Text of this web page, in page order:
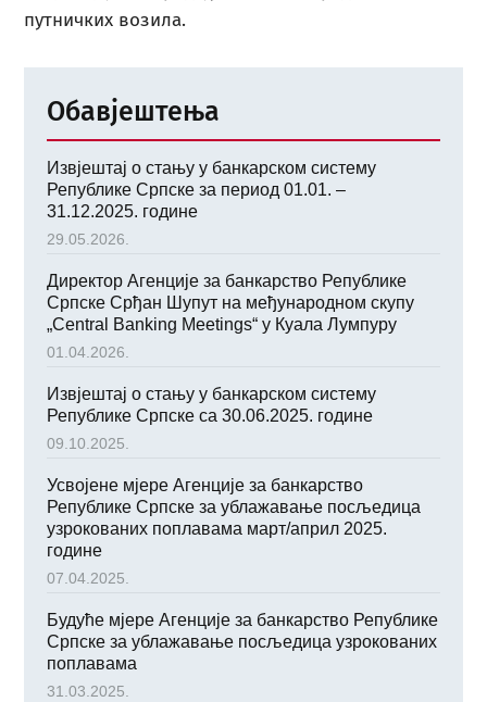
путничких возила.
Обавјештења
Извјештај о стању у банкарском систему
Републике Српске за период 01.01. –
31.12.2025. године
29.05.2026.
Директор Агенције за банкарство Републике
Српске Срђан Шупут на међународном скупу
„Central Banking Meetings“ у Куала Лумпуру
01.04.2026.
Извјештај о стању у банкарском систему
Републике Српске са 30.06.2025. године
09.10.2025.
Усвојене мјере Агенције за банкарство
Републике Српске за ублажавање посљедица
узрокованих поплавама март/април 2025.
године
07.04.2025.
Будуће мјере Агенције за банкарство Републике
Српске за ублажавање посљедица узрокованих
поплавама
31.03.2025.